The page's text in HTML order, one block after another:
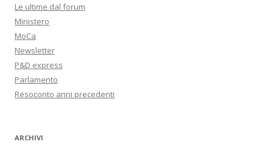
Le ultime dal forum
Ministero
MoCa
Newsletter
P&D express
Parlamento
Resoconto anni precedenti
ARCHIVI